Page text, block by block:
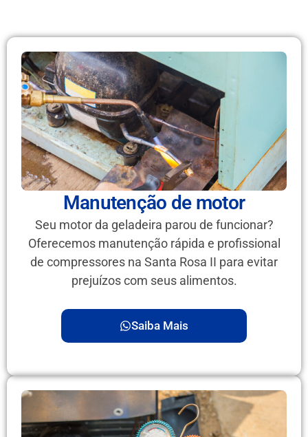
Manutenção de motor
Seu motor da geladeira parou de funcionar?
Oferecemos manutenção rápida e profissional
de compressores na Santa Rosa II para evitar
prejuízos com seus alimentos.
Saiba Mais